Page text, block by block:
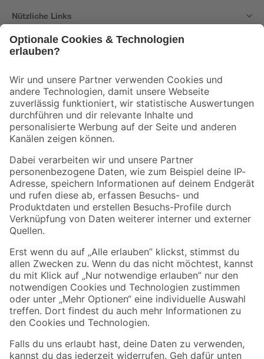
Nützliche Links
Der toom Newsletter: Keine Angebote und Aktionen mehr verpassen!
Zur Newsletter Anmeldung
Folge uns
Zahlungsarten Versandarten
Sicher einkaufen
Jetzt die toom-App herunterladen